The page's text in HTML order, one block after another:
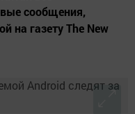
сообщения,
на газету The New